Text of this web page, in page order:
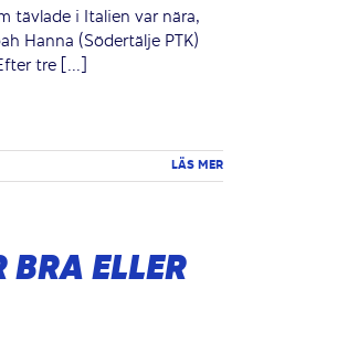
tävlade i Italien var nära,
Hanna (Södertälje PTK)
tre [...]
LÄS MER
ELLER